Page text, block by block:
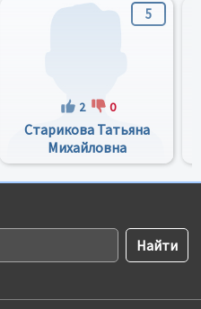
5
2 0
Старикова Татьяна
Михайловна